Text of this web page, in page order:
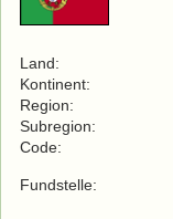
Land:
Kontinent:
Region:
Subregion:
Code:
Fundstelle: